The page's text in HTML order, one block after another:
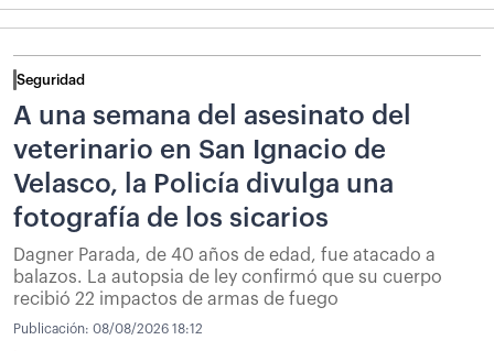
Seguridad
A una semana del asesinato del
veterinario en San Ignacio de
Velasco, la Policía divulga una
fotografía de los sicarios
Dagner Parada, de 40 años de edad, fue atacado a
balazos. La autopsia de ley confirmó que su cuerpo
recibió 22 impactos de armas de fuego
Publicación: 08/08/2026 18:12